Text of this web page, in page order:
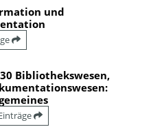
und
Bibliothekswesen,